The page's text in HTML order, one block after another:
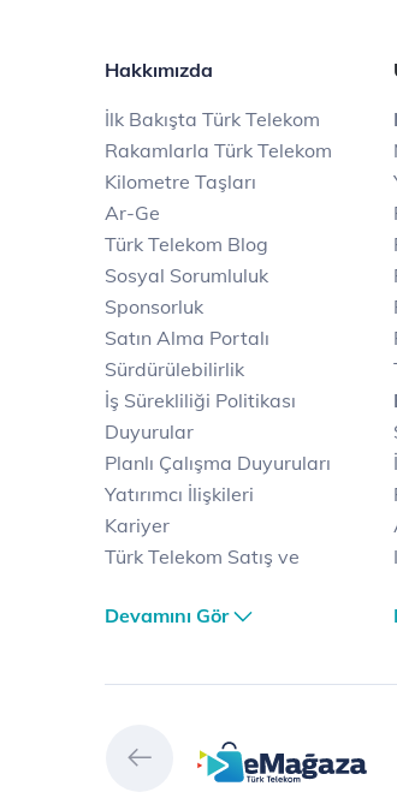
Hakkımızda
İlk Bakışta Türk Telekom
Rakamlarla Türk Telekom
Kilometre Taşları
Ar-Ge
Türk Telekom Blog
Sosyal Sorumluluk
Sponsorluk
Satın Alma Portalı
Sürdürülebilirlik
İş Sürekliliği Politikası
Duyurular
Planlı Çalışma Duyuruları
Yatırımcı İlişkileri
Kariyer
Türk Telekom Satış ve
Türk Telekom Finansal
Türk Telekom Afet Tedbirleri
Prime
Devamını Gör